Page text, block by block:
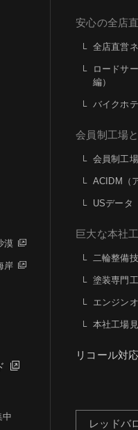
漠
岸
中
安心の全店
全店直営
ロードサ
編）
バイクホ
会員制工場
会員制工場
ACIDM（
USデータ
巨大な本社
二輪整備
塗装専門
エンジン
本社工場
リコール対応
レッドバ